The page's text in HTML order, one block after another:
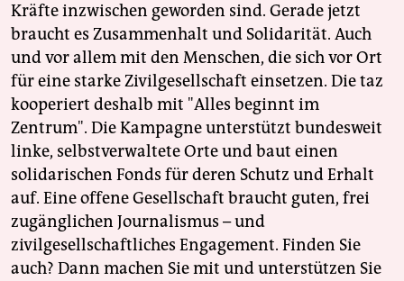
Kräfte inzwischen geworden sind. Gerade jetzt
braucht es Zusammenhalt und Solidarität. Auch
und vor allem mit den Menschen, die sich vor Ort
für eine starke Zivilgesellschaft einsetzen. Die taz
kooperiert deshalb mit "Alles beginnt im
Zentrum". Die Kampagne unterstützt bundesweit
linke, selbstverwaltete Orte und baut einen
solidarischen Fonds für deren Schutz und Erhalt
auf. Eine offene Gesellschaft braucht guten, frei
zugänglichen Journalismus – und
zivilgesellschaftliches Engagement. Finden Sie
auch? Dann machen Sie mit und unterstützen Sie